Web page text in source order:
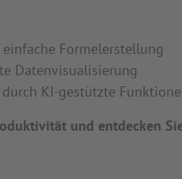
Formelerstellung
Datenvisualisierung
KI-gestützte
und entdecken